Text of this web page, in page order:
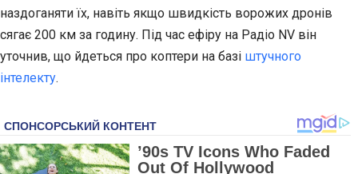
наздоганяти їх, навіть якщо швидкість ворожих дронів
сягає 200 км за годину. Під час ефіру на Радіо NV він
уточнив, що йдеться про коптери на базі штучного
інтелекту.